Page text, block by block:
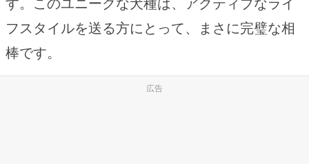
フスタイルを送る方にとって、まさに完璧な相
棒です。
広告